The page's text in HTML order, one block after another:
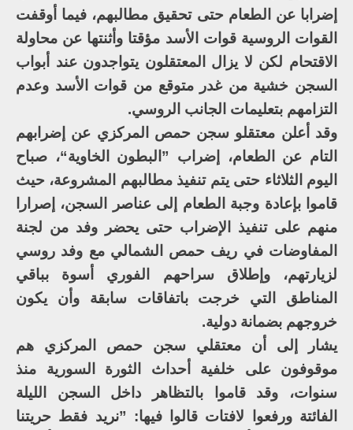
إضرابا عن الطعام حتى تحقيق مطالبهم، فيما أوقفت
القوات الروسية قوات الأسد مؤقتا وأثنتها عن محاولة
الاقتحام لكن لا يزال المعتقلون يتواجدون عند أبواب
السجن خشية من غدر متوقع من قوات الأسد وعدم
التزامهم بتعليمات الجانب الروسي.
وقد أعلن معتقلو سجن حمص المركزي عن إضرابهم
التام عن الطعام، إضراب ”البطون الخاوية“، صباح
اليوم الثلاثاء حتى يتم تنفيذ مطالبهم المشروعة، حيث
قاموا بإعادة وجبة الطعام إلى عناصر السجن، إصرارا
منهم على تنفيذ الإضراب حتى يحضر وفد من لجنة
المفاوضات في ريف حمص الشمالي مع وفد روسي
لزيارتهم، وإطلاق سراحهم الفوري أسوة بباقي
المناطق التي خرجت باتفاقات سابقة وأن يكون
خروجهم بضمانة دولية.
يشار إلى أن معتقلي سجن حمص المركزي هم
موقوفون على خلفية أحداث الثورة السورية منذ
سنوات، وقد قاموا بالتظاهر داخل السجن الليلة
الفائتة ورفعوا لافتات قالوا فيها: ”نريد فقط حريتنا